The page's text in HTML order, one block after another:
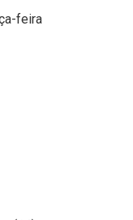
feira